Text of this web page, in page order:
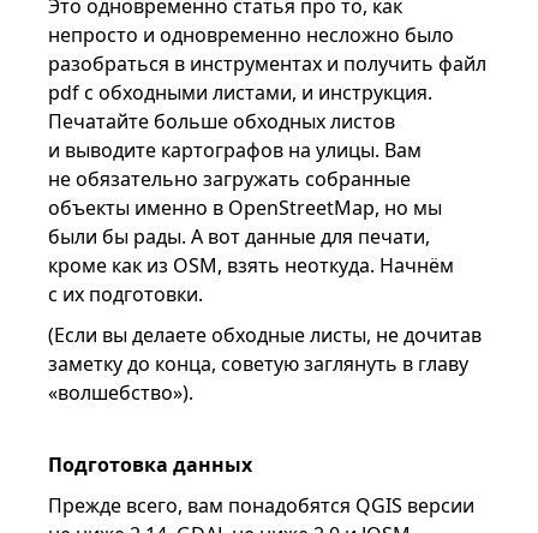
Это одновременно статья про то, как
непросто и одновременно несложно было
разобраться в инструментах и получить файл
pdf с обходными листами, и инструкция.
Печатайте больше обходных листов
и выводите картографов на улицы. Вам
не обязательно загружать собранные
объекты именно в OpenStreetMap, но мы
были бы рады. А вот данные для печати,
кроме как из OSM, взять неоткуда. Начнём
с их подготовки.
(Если вы делаете обходные листы, не дочитав
заметку до конца, советую заглянуть в главу
«волшебство»).
Подготовка данных
Прежде всего, вам понадобятся QGIS версии